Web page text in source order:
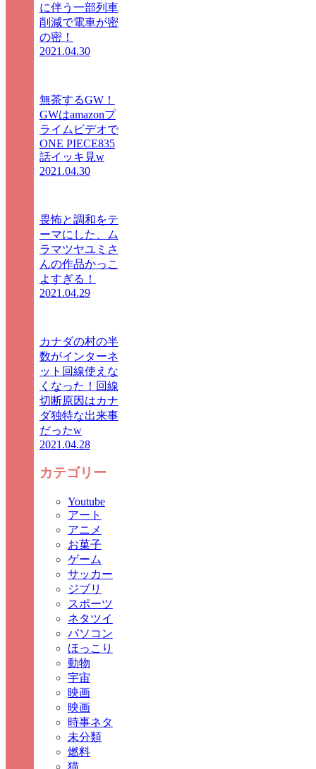
に伴う一部列車
削減で電車が密
の密！
2021.04.30
無茶するGW！
GWはamazonプ
ライムビデオで
ONE PIECE835
話イッキ見w
2021.04.30
畏怖と調和をテ
ーマにした、ム
ラマツヤユミさ
んの作品かっこ
よすぎる！
2021.04.29
カナダの村の半
数がインターネ
ット回線使えな
くなった！回線
切断原因はカナ
ダ独特な出来事
だったw
2021.04.28
カテゴリー
Youtube
アート
アニメ
お菓子
ゲーム
サッカー
ジブリ
スポーツ
ネタツイ
パソコン
ほっこり
動物
宇宙
映画
映画
時事ネタ
未分類
燃料
猫